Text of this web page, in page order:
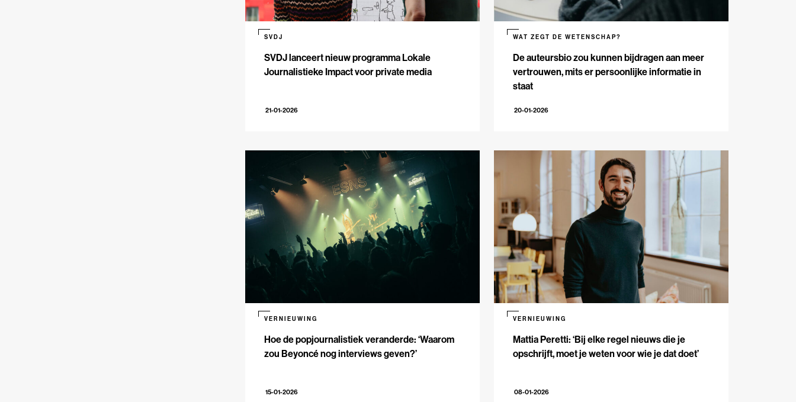
SVDJ lanceert nieuw programma Lokale
Journalistieke Impact voor private media
SVDJ
21-01-2026
De auteursbio zou kunnen bijdragen aan meer
vertrouwen, mits er persoonlijke informatie in
staat
WAT ZEGT DE WETENSCHAP?
20-01-2026
Hoe de popjournalistiek veranderde: ‘Waarom
zou Beyoncé nog interviews geven?’
VERNIEUWING
15-01-2026
Mattia Peretti: ‘Bij elke regel nieuws die je
opschrijft, moet je weten voor wie je dat doet’
VERNIEUWING
08-01-2026